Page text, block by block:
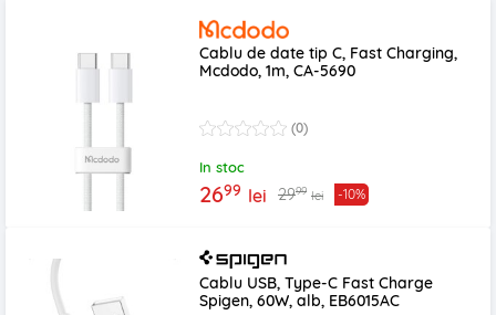
Cablu de date tip C, Fast Charging,
Mcdodo, 1m, CA-5690
(0)
In stoc
2699 lei 2999 lei -10%
Cablu USB, Type-C Fast Charge
Spigen, 60W, alb, EB6015AC